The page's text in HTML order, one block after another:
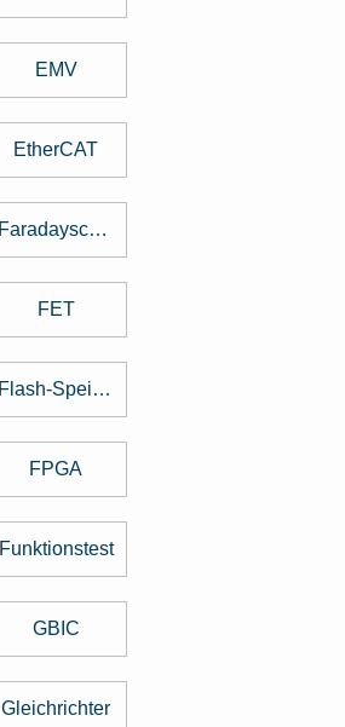
EMV
EtherCAT
Faradayscher Käfig
FET
Flash-Speicher
FPGA
Funktionstest
GBIC
Gleichrichter